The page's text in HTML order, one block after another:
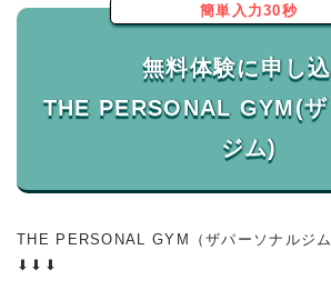
簡単入力30秒
無料体験に申し
THE PERSONAL GYM(
THE PERSONAL GYM（ザパーソナルジ
⬇︎⬇︎⬇︎